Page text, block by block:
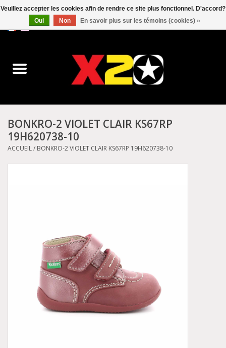
0 Articles - C$0.00
Converse
Kickers
Birkenstock
Autres marques
BONKRO-2 VIOLET CLAIR KS67RP
19H620738-10
ACCUEIL/ BONKRO-2 VIOLET CLAIR KS67RP 19H620738-10
Veuillez accepter les cookies afin de rendre ce site plus fonctionnel. D'accord?
Oui
Non En savoir plus sur les témoins (cookies) »